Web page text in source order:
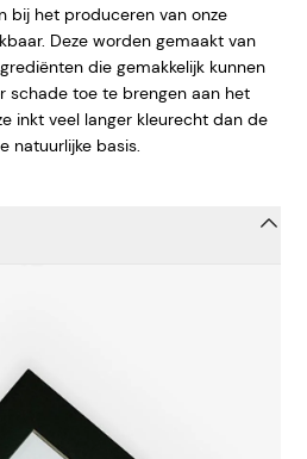
bij het produceren van onze
Deze worden gemaakt van
die gemakkelijk kunnen
schade toe te brengen aan het
inkt veel langer kleurecht dan de
natuurlijke basis.